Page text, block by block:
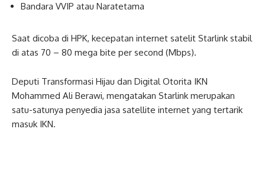
Bandara VVIP atau Naratetama
Saat dicoba di HPK, kecepatan internet satelit Starlink stabil
di atas 70 – 80 mega bite per second (Mbps).
Deputi Transformasi Hijau dan Digital Otorita IKN
Mohammed Ali Berawi, mengatakan Starlink merupakan
satu-satunya penyedia jasa satellite internet yang tertarik
masuk IKN.